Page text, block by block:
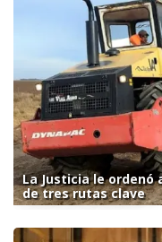
La Justicia le ordenó
de tres rutas clave